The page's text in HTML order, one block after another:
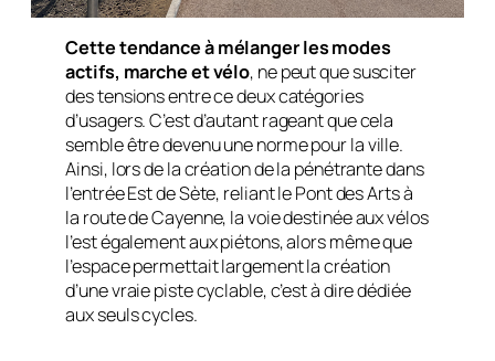
Cette tendance à mélanger les modes
actifs, marche et vélo, ne peut que susciter
des tensions entre ce deux catégories
d’usagers. C’est d’autant rageant que cela
semble être devenu une norme pour la ville.
Ainsi, lors de la création de la pénétrante dans
l’entrée Est de Sète, reliant le Pont des Arts à
la route de Cayenne, la voie destinée aux vélos
l’est également aux piétons, alors même que
l’espace permettait largement la création
d’une vraie piste cyclable, c’est à dire dédiée
aux seuls cycles.